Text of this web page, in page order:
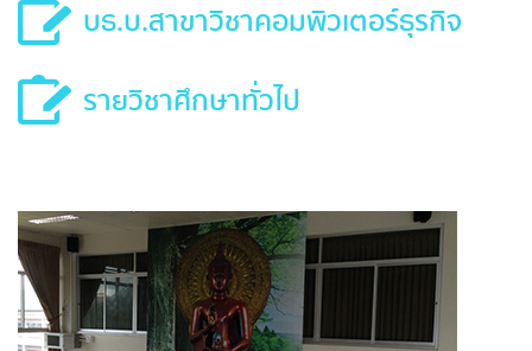
บธ.บ.สาขาวิชาคอมพิวเตอร์ธุรกิจ
รายวิชาศึกษาทั่วไป